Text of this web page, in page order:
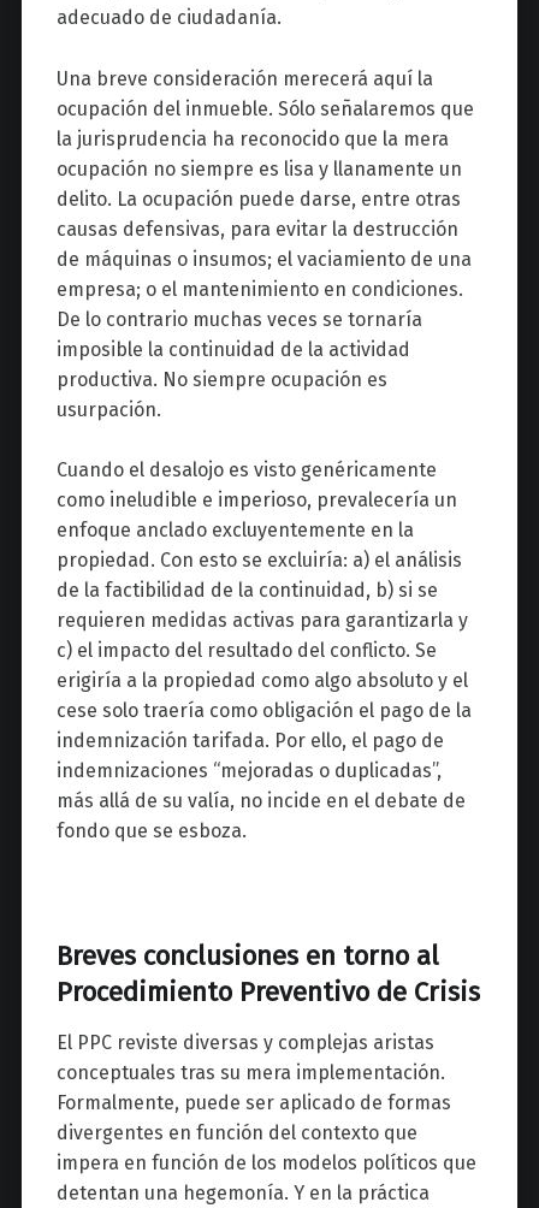
adecuado de ciudadanía.
Una breve consideración merecerá aquí la
ocupación del inmueble. Sólo señalaremos que
la jurisprudencia ha reconocido que la mera
ocupación no siempre es lisa y llanamente un
delito. La ocupación puede darse, entre otras
causas defensivas, para evitar la destrucción
de máquinas o insumos; el vaciamiento de una
empresa; o el mantenimiento en condiciones.
De lo contrario muchas veces se tornaría
imposible la continuidad de la actividad
productiva. No siempre ocupación es
usurpación.
Cuando el desalojo es visto genéricamente
como ineludible e imperioso, prevalecería un
enfoque anclado excluyentemente en la
propiedad. Con esto se excluiría: a) el análisis
de la factibilidad de la continuidad, b) si se
requieren medidas activas para garantizarla y
c) el impacto del resultado del conflicto. Se
erigiría a la propiedad como algo absoluto y el
cese solo traería como obligación el pago de la
indemnización tarifada. Por ello, el pago de
indemnizaciones “mejoradas o duplicadas”,
más allá de su valía, no incide en el debate de
fondo que se esboza.
Breves conclusiones en torno al
Procedimiento Preventivo de Crisis
El PPC reviste diversas y complejas aristas
conceptuales tras su mera implementación.
Formalmente, puede ser aplicado de formas
divergentes en función del contexto que
impera en función de los modelos políticos que
detentan una hegemonía. Y en la práctica